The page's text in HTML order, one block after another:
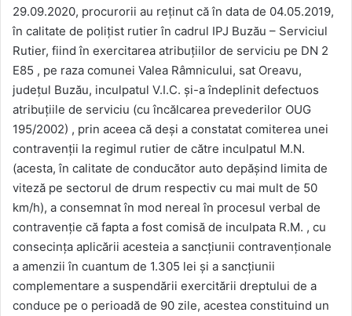
29.09.2020, procurorii au reținut că în data de 04.05.2019,
în calitate de polițist rutier în cadrul IPJ Buzău – Serviciul
Rutier, fiind în exercitarea atribuțiilor de serviciu pe DN 2
E85 , pe raza comunei Valea Râmnicului, sat Oreavu,
județul Buzău, inculpatul V.I.C. și-a îndeplinit defectuos
atribuțiile de serviciu (cu încălcarea prevederilor OUG
195/2002) , prin aceea că deși a constatat comiterea unei
contravenții la regimul rutier de către inculpatul M.N.
(acesta, în calitate de conducător auto depășind limita de
viteză pe sectorul de drum respectiv cu mai mult de 50
km/h), a consemnat în mod nereal în procesul verbal de
contravenție că fapta a fost comisă de inculpata R.M. , cu
consecința aplicării acesteia a sancțiunii contravenționale
a amenzii în cuantum de 1.305 lei și a sancțiunii
complementare a suspendării exercitării dreptului de a
conduce pe o perioadă de 90 zile, acestea constituind un